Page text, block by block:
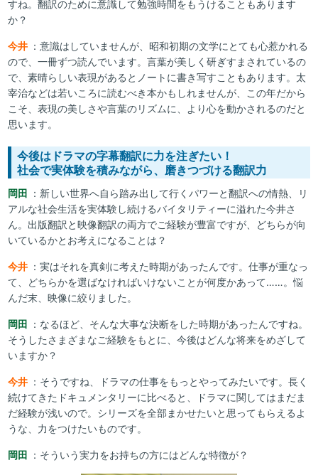
すね。翻訳のために意識して勉強時間をもうけることもあります
か？
今井 ：意識はしていませんが、昭和初期の文学にとても心惹かれる
ので、一冊ずつ読んでいます。言葉が美しく研ぎすまされているの
で、素晴らしい表現があるとノートに書き写すこともあります。太
宰治などは若いころに読むべき本かもしれませんが、この年だから
こそ、表現の美しさや言葉のリズムに、より心を動かされるのだと
思います。
今後はドラマの字幕翻訳に力を注ぎたい！
社会で実体験を積みながら、磨きつづける翻訳力
岡田 ：新しい世界へ自ら踏み出して行くパワーと翻訳への情熱、リ
アルな社会生活を実体験し続けるバイタリティーに溢れた今井さ
ん。出版翻訳と映像翻訳の両方でご経験が豊富ですが、どちらが向
いているかとお考えになることは？
今井 ：実はそれを真剣に考えた時期があったんです。仕事が重なっ
て、どちらかを選ばなければいけないことが何度かあって……。悩
んだ末、映像に絞りました。
岡田 ：なるほど、そんな大事な決断をした時期があったんですね。
そうしたさまざまなご経験をもとに、今後はどんな将来をめざして
いますか？
今井 ：そうですね、ドラマの仕事をもっとやってみたいです。長く
続けてきたドキュメンタリーに比べると、ドラマに関してはまだま
だ経験が浅いので。シリーズを全部まかせたいと思ってもらえるよ
うな、力をつけたいものです。
岡田 ：そういう実力をお持ちの方にはどんな特徴が？